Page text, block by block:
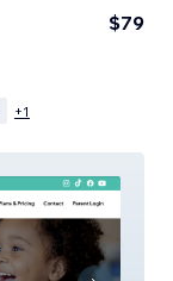
$79
+1